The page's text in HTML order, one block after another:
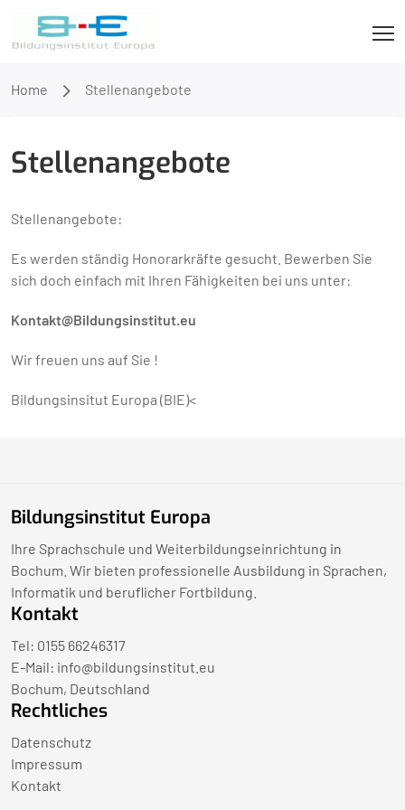
Home Stellenangebote
Stellenangebote
Stellenangebote:
Es werden ständig Honorarkräfte gesucht. Bewerben Sie
sich doch einfach mit Ihren Fähigkeiten bei uns unter:
Kontakt@Bildungsinstitut.eu
Wir freuen uns auf Sie !
Bildungsinsitut Europa (BIE)<
Bildungsinstitut Europa
Ihre Sprachschule und Weiterbildungseinrichtung in
Bochum. Wir bieten professionelle Ausbildung in Sprachen,
Informatik und beruflicher Fortbildung.
Kontakt
Tel: 0155 66246317
E-Mail: info@bildungsinstitut.eu
Bochum, Deutschland
Rechtliches
Datenschutz
Impressum
Kontakt